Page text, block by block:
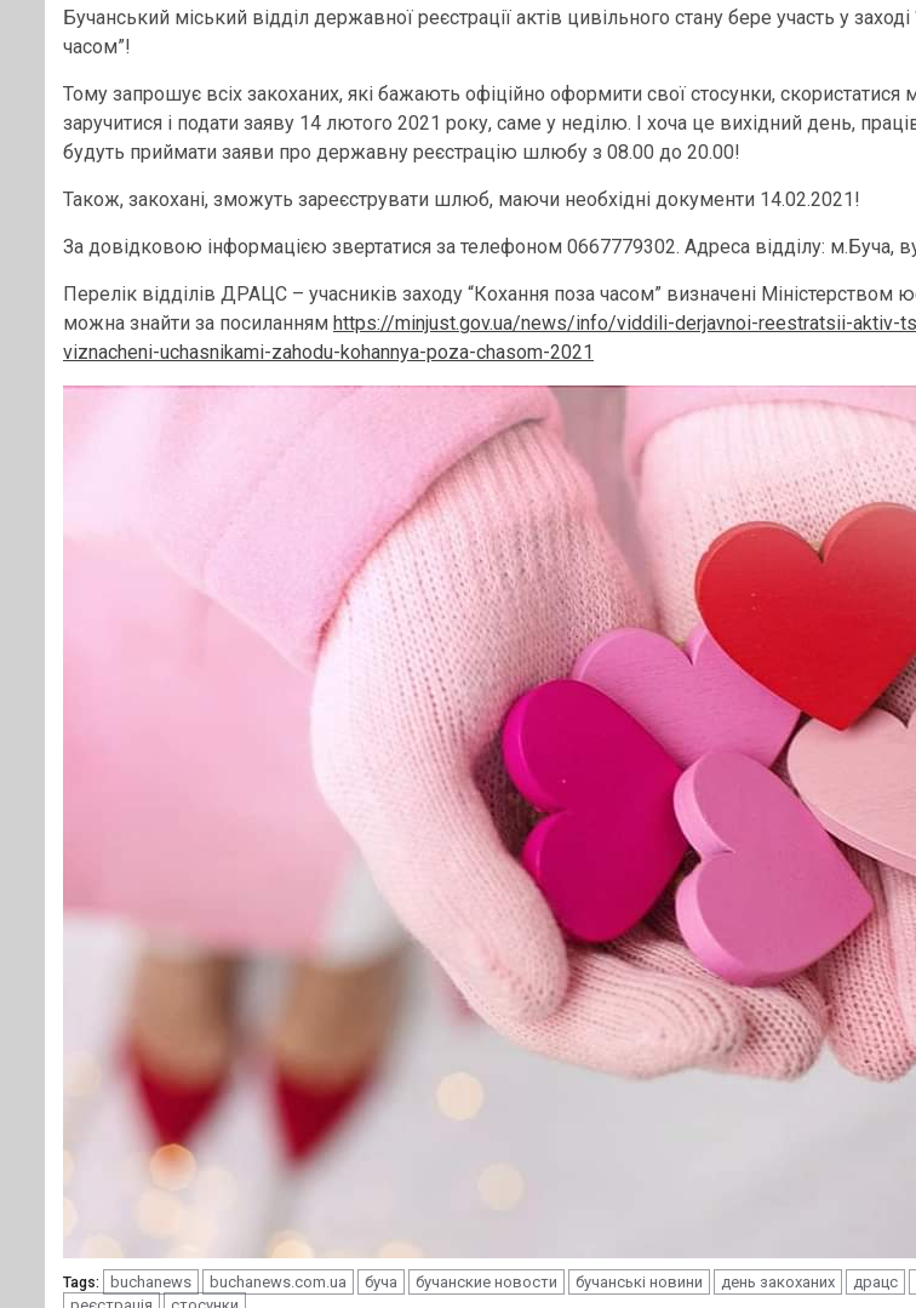
Бучанський міський відділ державної реєстрації актів цивільного стану бере участь у
часом”!
Тому запрошує всіх закоханих, які бажають офіційно оформити свої стосунки, скористатися
заручитися і подати заяву 14 лютого 2021 року, саме у неділю. І хоча це вихідний день,
будуть приймати заяви про державну реєстрацію шлюбу з 08.00 до 20.00!
Також, закохані, зможуть зареєструвати шлюб, маючи необхідні документи 14.02.2021!
За довідковою інформацією звертатися за телефоном 0667779302. Адреса відділу: м.Буча,
Перелік відділів ДРАЦС – учасників заходу “Кохання поза часом” визначені Міністерством
можна знайти за посиланням https://minjust.gov.ua/news/info/viddili-derjavnoi-reestratsii-aktiv-
viznacheni-uchasnikami-zahodu-kohannya-poza-chasom-2021
Tags: buchanews buchanews.com.ua буча бучанские новости бучанські новини день закоханих драцс